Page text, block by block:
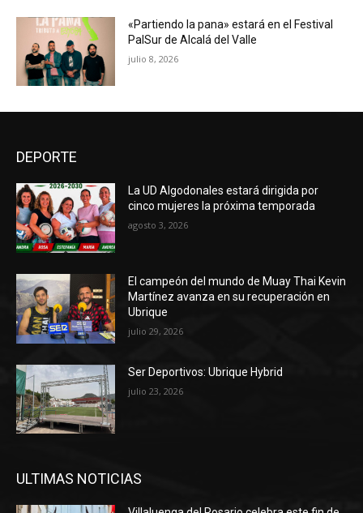
«Partiendo la pana» estará en el Festival
PalSur de Alcalá del Valle
julio 8, 2026
DEPORTE
La UD Algodonales estará dirigida por
cinco mujeres la próxima temporada
agosto 3, 2026
El campeón del mundo de Muay Thai Kevin
Martínez avanza en su recuperación en
Ubrique
julio 29, 2026
Ser Deportivos: Ubrique Hybrid
julio 23, 2026
ULTIMAS NOTICIAS